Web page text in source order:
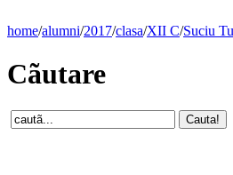
home/alumni/2017/clasa/XII C/Suciu
Cãutare